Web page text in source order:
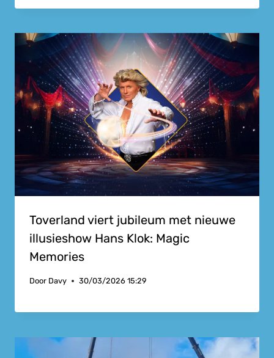
Toverland viert jubileum met nieuwe
illusieshow Hans Klok: Magic
Memories
Door Davy 30/03/2026 15:29